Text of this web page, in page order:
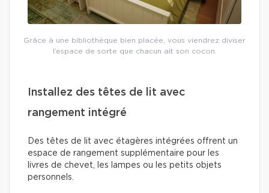
Grâce à une bibliothèque bien placée, vous viendrez diviser
l’espace de sorte que chacun ait son cocon.
Installez des têtes de lit avec
rangement intégré
Des têtes de lit avec étagères intégrées offrent un
espace de rangement supplémentaire pour les
livres de chevet, les lampes ou les petits objets
personnels.